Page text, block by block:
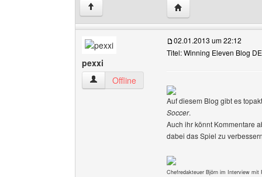
↑ Website dieses
pexxi
pexxi Benutzer-Profile anzeigen
Offline
02.01.2013 um 22:12
Titel: Winning Eleven Blog DE
Auf diesem Blog gibt es
Soccer.
Auch ihr könnt Kommentare
dabei das Spiel zu
Chefredakteuer Björn im Interview mit